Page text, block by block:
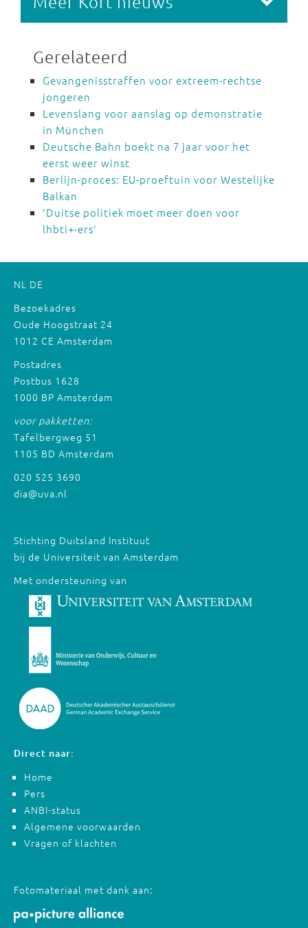
Gerelateerd
Gevangenisstraffen voor extreem-rechtse
jongeren
Levenslang voor aanslag op demonstratie
in München
Deutsche Bahn boekt na 7 jaar voor het
eerst weer winst
Berlijn-proces: EU-proeftuin voor Westelijke
Balkan
'Duitse politiek moet meer doen voor
lhbti+-ers'
NL DE
Bezoekadres
Oude Hoogstraat 24
1012 CE Amsterdam
Postadres
Postbus 1628
1000 BP Amsterdam
voor pakketten:
Tafelbergweg 51
1105 BD Amsterdam
020 525 3690
dia@uva.nl
Stichting Duitsland Instituut
bij de Universiteit van Amsterdam
Met ondersteuning van
Direct naar:
Home
Pers
ANBI-status
Algemene voorwaarden
Vragen of klachten
Fotomateriaal met dank aan: